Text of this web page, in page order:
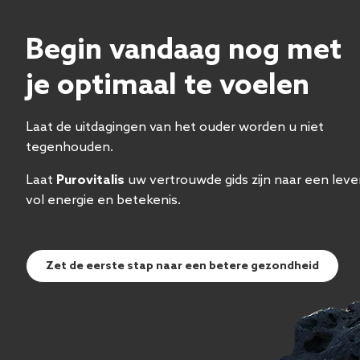
Begin vandaag nog met
je optimaal te voelen
Laat de uitdagingen van het ouder worden u niet
tegenhouden.
Laat Purovitalis uw vertrouwde gids zijn naar een
vol energie en betekenis.
Zet de eerste stap naar een betere gezondheid